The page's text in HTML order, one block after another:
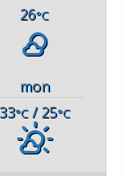
26°C
mon
33°C/ 25°C